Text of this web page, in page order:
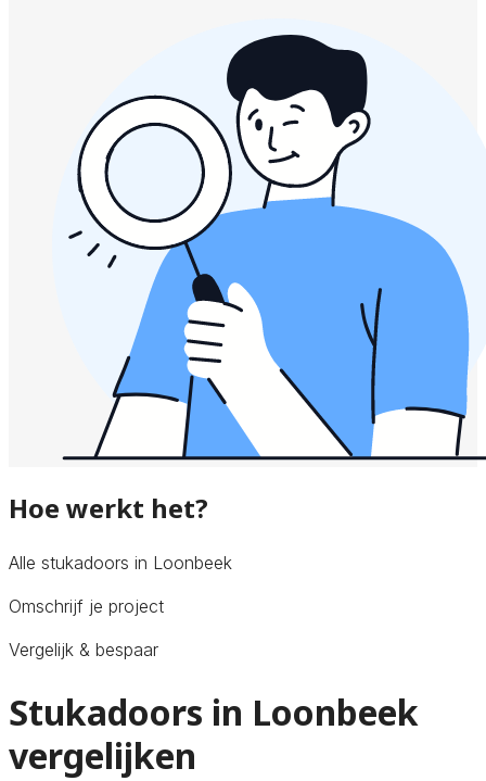
Hoe werkt het?
Alle stukadoors in Loonbeek
Omschrijf je project
Vergelijk & bespaar
Stukadoors in Loonbeek
vergelijken